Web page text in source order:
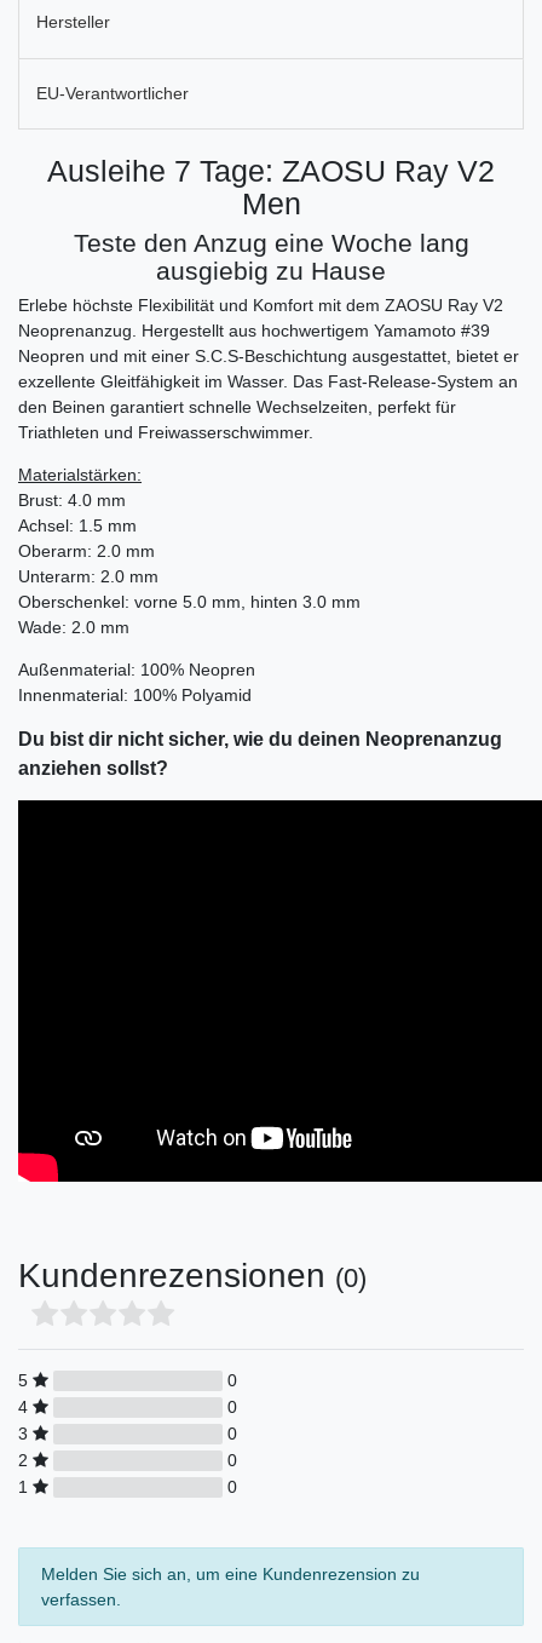
Hersteller
EU-Verantwortlicher
Ausleihe 7 Tage: ZAOSU Ray V2
Men
Teste den Anzug eine Woche lang
ausgiebig zu Hause
Erlebe höchste Flexibilität und Komfort mit dem ZAOSU Ray V2
Neoprenanzug. Hergestellt aus hochwertigem Yamamoto #39
Neopren und mit einer S.C.S-Beschichtung ausgestattet, bietet er
exzellente Gleitfähigkeit im Wasser. Das Fast-Release-System an
den Beinen garantiert schnelle Wechselzeiten, perfekt für
Triathleten und Freiwasserschwimmer.
Materialstärken:
Brust: 4.0 mm
Achsel: 1.5 mm
Oberarm: 2.0 mm
Unterarm: 2.0 mm
Oberschenkel: vorne 5.0 mm, hinten 3.0 mm
Wade: 2.0 mm
Außenmaterial: 100% Neopren
Innenmaterial: 100% Polyamid
Du bist dir nicht sicher, wie du deinen Neoprenanzug
anziehen sollst?
Kundenrezensionen (0)
5
0
4
0
3
0
2
0
1
0
Melden Sie sich an, um eine Kundenrezension zu
verfassen.